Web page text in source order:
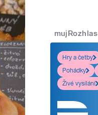
mujRozhlas
Hry a četby
Pohádky
Živé vysílání